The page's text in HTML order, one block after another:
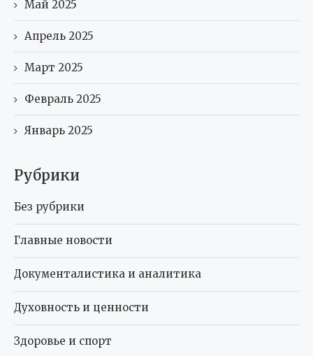
Май 2025
Апрель 2025
Март 2025
Февраль 2025
Январь 2025
Рубрики
Без рубрики
Главные новости
Документалистика и аналитика
Духовность и ценности
Здоровье и спорт